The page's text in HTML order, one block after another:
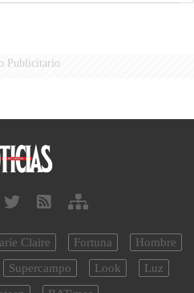
Publicitario
Claire Fortuna
Hombre
Supercampo Look
Luz